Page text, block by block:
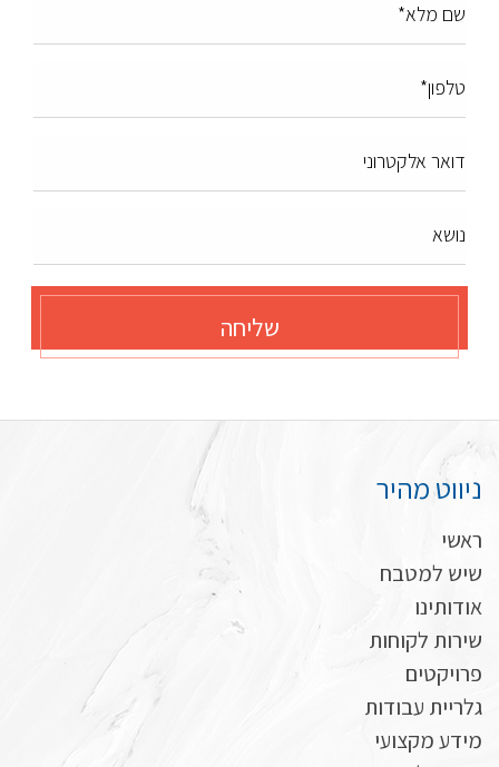
שם מלא*
טלפון*
דואר אלקטרוני
נושא
שליחה
ניווט מהיר
ראשי
שיש למטבח
אודותינו
שירות לקוחות
פרויקטים
גלריית עבודות
מידע מקצועי